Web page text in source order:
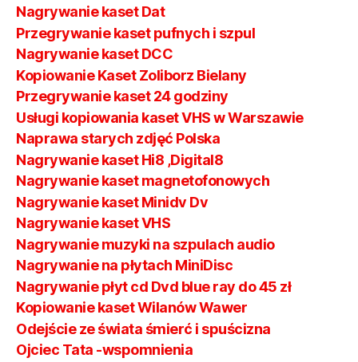
Nagrywanie kaset Dat
Przegrywanie kaset pufnych i szpul
Nagrywanie kaset DCC
Kopiowanie Kaset Zoliborz Bielany
Przegrywanie kaset 24 godziny
Usługi kopiowania kaset VHS w Warszawie
Naprawa starych zdjęć Polska
Nagrywanie kaset Hi8 ,Digital8
Nagrywanie kaset magnetofonowych
Nagrywanie kaset Minidv Dv
Nagrywanie kaset VHS
Nagrywanie muzyki na szpulach audio
Nagrywanie na płytach MiniDisc
Nagrywanie płyt cd Dvd blue ray do 45 zł
Kopiowanie kaset Wilanów Wawer
Odejście ze świata śmierć i spuścizna
Ojciec Tata -wspomnienia